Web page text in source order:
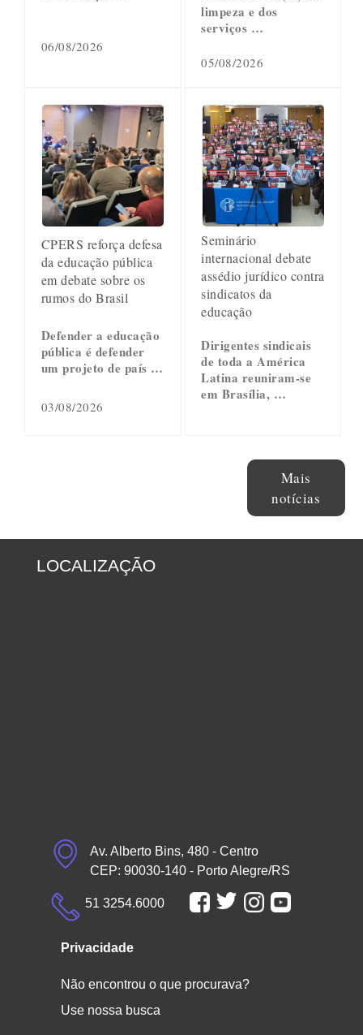
06/08/2026
limpeza e dos
serviços …
05/08/2026
CPERS reforça defesa
da educação pública
em debate sobre os
rumos do Brasil
Defender a educação
pública é defender
um projeto de país …
03/08/2026
Seminário
internacional debate
assédio jurídico contra
sindicatos da
educação
Dirigentes sindicais
de toda a América
Latina reuniram-se
em Brasília, …
Mais
notícias
LOCALIZAÇÃO
Av. Alberto Bins, 480 - Centro
CEP: 90030-140 - Porto Alegre/RS
51 3254.6000
Privacidade
Não encontrou o que procurava?
Use nossa busca